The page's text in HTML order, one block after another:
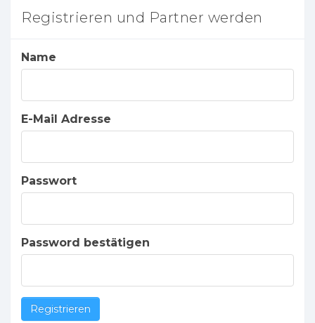
Registrieren und Partner werden
Name
E-Mail Adresse
Passwort
Password bestätigen
Registrieren